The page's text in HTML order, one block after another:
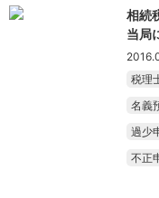
相続
当局
税理
名義
過少
不正